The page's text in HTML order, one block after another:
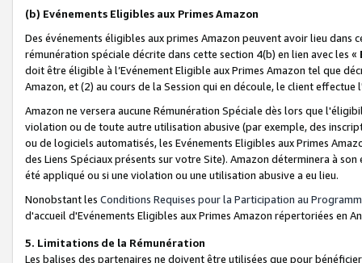
(b) Evénements Eligibles aux Primes Amazon
Des événements éligibles aux primes Amazon peuvent avoir lieu dans
rémunération spéciale décrite dans cette section 4(b) en lien avec les «
doit être éligible à l’Evénement Eligible aux Primes Amazon tel que
Amazon, et (2) au cours de la Session qui en découle, le client
Amazon ne versera aucune Rémunération Spéciale dès lors que
violation ou de toute autre utilisation abusive (par exemple, des
ou de logiciels automatisés, les Evénements Eligibles aux Primes
des Liens Spéciaux présents sur votre Site). Amazon déterminera à
été appliqué ou si une violation ou une utilisation abusive a eu lieu.
Nonobstant les Conditions Requises pour la Participation au
d'accueil d'Evénements Eligibles aux Primes Amazon répertoriées en
5. Limitations de la Rémunération
Les balises des partenaires ne doivent être utilisées que pour